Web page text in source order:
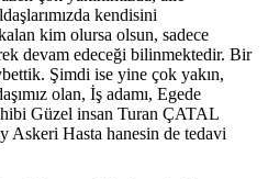
kendisini
kim olursa olsun, sadece
devam edeceği bilinmektedir. Bir
Şimdi ise yine çok yakın,
olan, İş adamı, Egede
Güzel insan Turan ÇATAL
Askeri Hasta hanesin de tedavi